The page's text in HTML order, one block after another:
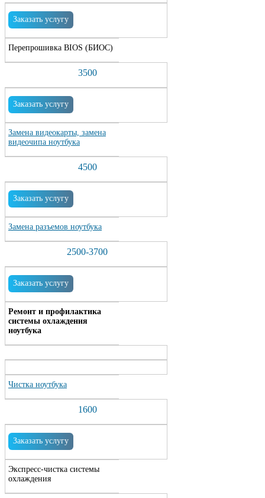
Заказать услугу
Перепрошивка BIOS (БИОС)
3500
Заказать услугу
Замена видеокарты, замена
видеочипа ноутбука
4500
Заказать услугу
Замена разъемов ноутбука
2500-3700
Заказать услугу
Ремонт и профилактика
системы охлаждения
ноутбука
Чистка ноутбука
1600
Заказать услугу
Экспресс-чистка системы
охлаждения